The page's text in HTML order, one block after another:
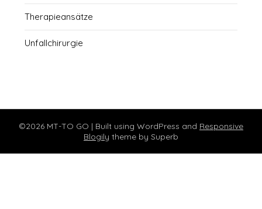
Therapieansätze
Unfallchirurgie
©2026 MT-TO GO | Built using WordPress and Responsive
Blogily theme by Superb